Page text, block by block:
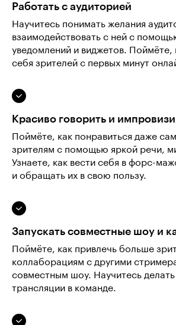
Работать с аудиторией
Научитесь понимать желания
взаимодействовать с ней с
уведомлений и виджетов. Поймёте,
себя зрителей с первых минут
Красиво говорить и
Поймёте, как понравиться даже
зрителям с помощью яркой речи,
Узнаете, как вести себя в форс-
и обращать их в свою пользу.
Запускать совместные шоу и
Поймёте, как привлечь больше
коллаборациям с другими
совместным шоу. Научитесь
трансляции в команде.